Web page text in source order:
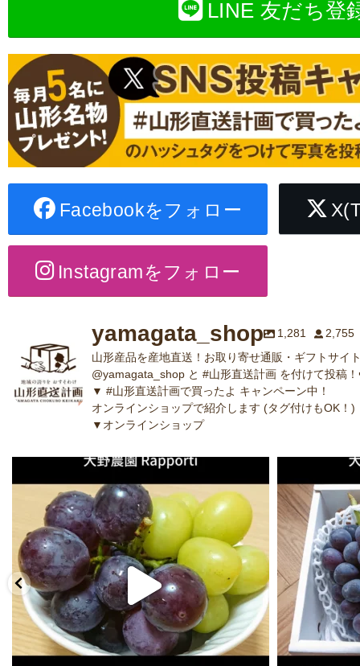
LINE 友だち登
Facebookをフォロー
Instagramをフォロー
yamagata_shop 1,281
2,755
山形産品を産地直送！お取り寄せ通販・ギフトサイ
@yamagata_shop と #山形直送計画 を付けて投稿
▼ #山形直送計画で買ったよ キャンペーン中！
オンラインショップで紹介します (タグ付けもOK！)
▼オンラインショップ